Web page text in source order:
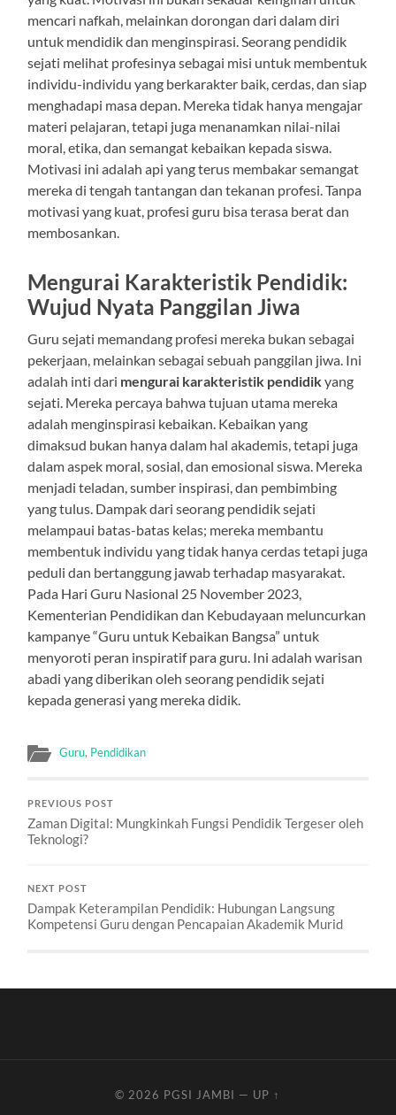
mencari nafkah, melainkan dorongan dari dalam diri
untuk mendidik dan menginspirasi. Seorang pendidik
sejati melihat profesinya sebagai misi untuk membentuk
individu-individu yang berkarakter baik, cerdas, dan siap
menghadapi masa depan. Mereka tidak hanya mengajar
materi pelajaran, tetapi juga menanamkan nilai-nilai
moral, etika, dan semangat kebaikan kepada siswa.
Motivasi ini adalah api yang terus membakar semangat
mereka di tengah tantangan dan tekanan profesi. Tanpa
motivasi yang kuat, profesi guru bisa terasa berat dan
membosankan.
Mengurai Karakteristik Pendidik:
Wujud Nyata Panggilan Jiwa
Guru sejati memandang profesi mereka bukan sebagai
pekerjaan, melainkan sebagai sebuah panggilan jiwa. Ini
adalah inti dari mengurai karakteristik pendidikyang
sejati. Mereka percaya bahwa tujuan utama mereka
adalah menginspirasi kebaikan. Kebaikan yang
dimaksud bukan hanya dalam hal akademis, tetapi juga
dalam aspek moral, sosial, dan emosional siswa. Mereka
menjadi teladan, sumber inspirasi, dan pembimbing
yang tulus. Dampak dari seorang pendidik sejati
melampaui batas-batas kelas; mereka membantu
membentuk individu yang tidak hanya cerdas tetapi juga
peduli dan bertanggung jawab terhadap masyarakat.
Pada Hari Guru Nasional 25 November 2023,
Kementerian Pendidikan dan Kebudayaan meluncurkan
kampanye “Guru untuk Kebaikan Bangsa” untuk
menyoroti peran inspiratif para guru. Ini adalah warisan
abadi yang diberikan oleh seorang pendidik sejati
kepada generasi yang mereka didik.
Guru, Pendidikan
PREVIOUS POST
Zaman Digital: Mungkinkah Fungsi Pendidik Tergeser oleh
Teknologi?
NEXT POST
Dampak Keterampilan Pendidik: Hubungan Langsung
Kompetensi Guru dengan Pencapaian Akademik Murid
© 2026 PGSI JAMBI — UP ↑